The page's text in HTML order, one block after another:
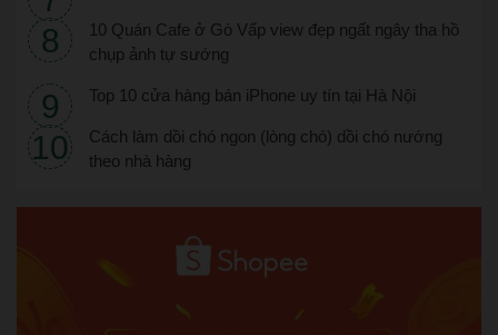
10 Quán Cafe ở Gò Vấp view đẹp ngất ngây tha hồ
chụp ảnh tự sướng
Top 10 cửa hàng bán iPhone uy tín tại Hà Nội
Cách làm dồi chó ngon (lòng chó) dồi chó nướng
theo nhà hàng